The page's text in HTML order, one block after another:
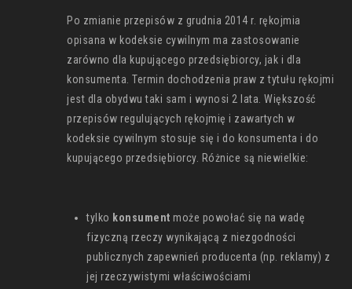
Po zmianie przepisów z grudnia 2014 r. rękojmia
opisana w kodeksie cywilnym ma zastosowanie
zarówno dla kupującego przedsiębiorcy, jak i dla
konsumenta. Termin dochodzenia praw z tytułu rękojmi
jest dla obydwu taki sam i wynosi 2 lata. Większość
przepisów regulujących rękojmię i zawartych w
kodeksie cywilnym stosuje się i do konsumenta i do
kupującego przedsiębiorcy. Różnice są niewielkie:
tylko konsument może powołać się na wadę
fizyczną rzeczy wynikającą z niezgodności
publicznych zapewnień producenta (np. reklamy) z
jej rzeczywistymi właściwościami